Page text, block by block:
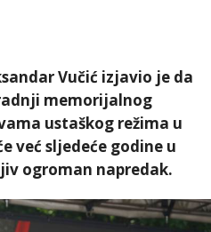
Vučić izjavio je da
memorijalnog
ustaškog režima u
već sljedeće godine u
ogroman napredak.